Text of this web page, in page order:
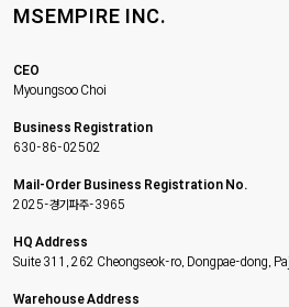
MSEMPIRE INC.
CEO
Myoungsoo Choi
Business Registration
630-86-02502
Mail-Order Business Registration No.
2025-경기파주-3965
HQ Address
Suite 311, 262 Cheongseok-ro, Dongpae-dong,
Warehouse Address